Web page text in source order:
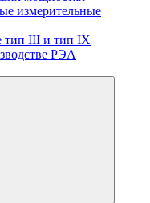
измерительные
тип III и тип IX
РЭА